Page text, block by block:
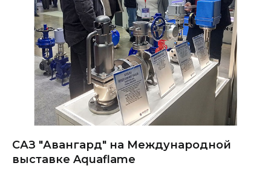
САЗ "Авангард" на Международной
выставке Aquaflame